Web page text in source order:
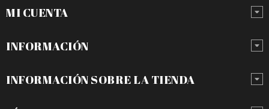
MI CUENTA
INFORMACIÓN
INFORMACIÓN SOBRE LA TIENDA